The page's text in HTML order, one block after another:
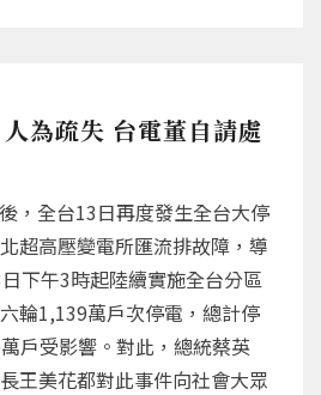
為疏失 台電董自請處
，全台13日再度發生全台大停
超高壓變電所匯流排故障，導
下午3時起陸續實施全台分區
輪1,139萬戶次停電，總計停
戶受影響。對此，總統蔡英
王美花都對此事件向社會大眾